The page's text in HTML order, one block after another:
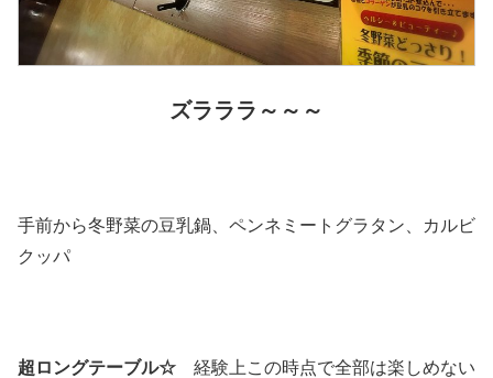
ズラララ～～～
手前から冬野菜の豆乳鍋、ペンネミートグラタン、カルビ
クッパ
超ロングテーブル☆ 経験上この時点で全部は楽しめない